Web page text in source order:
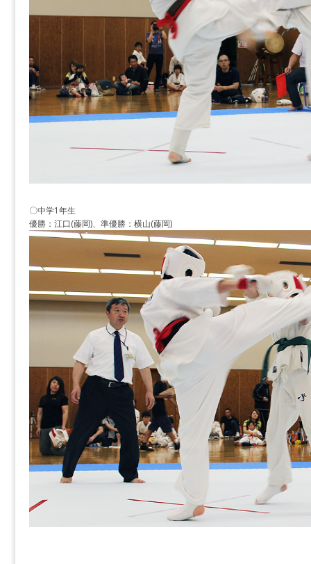
〇中学1年生
優勝：江口(藤岡)、準優勝：横山(藤岡)